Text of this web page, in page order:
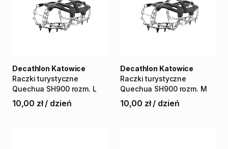
Raczki turystyczne
Quechua SH900 rozm. L
Decathlon Katowice
10,00 zł / dzień
Raczki turystyczne
Quechua SH900 rozm. M
Decathlon Katowice
10,00 zł / dzień